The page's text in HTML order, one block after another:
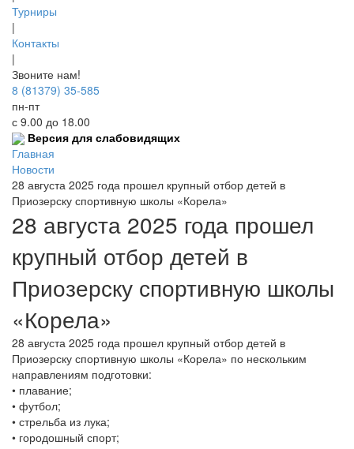
Турниры
|
Контакты
|
Звоните нам!
8 (81379) 35-585
пн-пт
с 9.00 до 18.00
Версия для слабовидящих
Главная
Новости
28 августа 2025 года прошел крупный отбор детей в
Приозерску спортивную школы «Корела»
28 августа 2025 года прошел
крупный отбор детей в
Приозерску спортивную школы
«Корела»
28 августа 2025 года прошел крупный отбор детей в
Приозерску спортивную школы «Корела» по нескольким
направлениям подготовки:
• плавание;
• футбол;
• стрельба из лука;
• городошный спорт;